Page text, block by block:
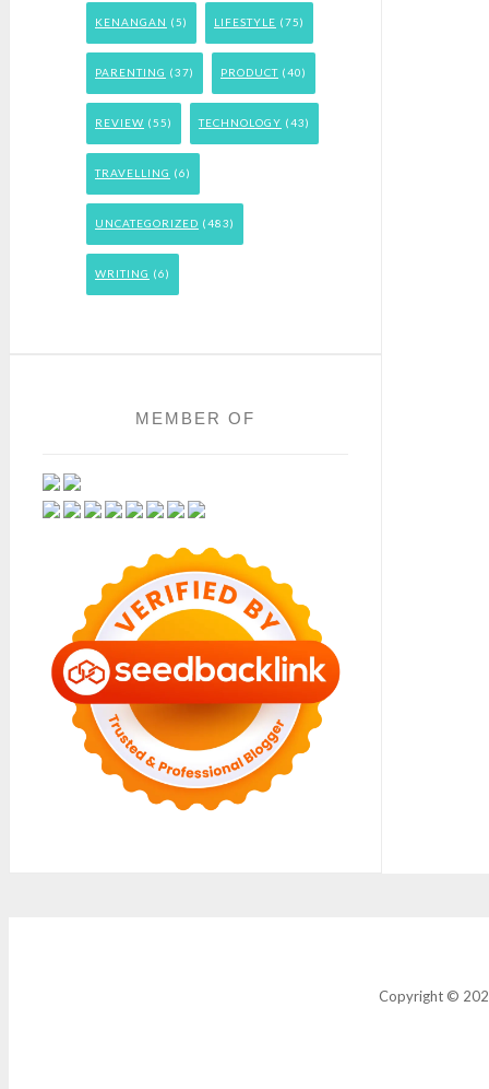
KENANGAN (5) LIFESTYLE (75)
PARENTING (37) PRODUCT (40)
REVIEW (55) TECHNOLOGY (43)
TRAVELLING (6)
UNCATEGORIZED (483)
WRITING (6)
MEMBER OF
Copyright ©